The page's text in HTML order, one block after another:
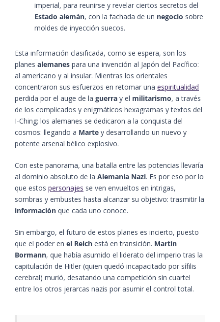
imperial, para reunirse y revelar ciertos secretos del
Estado alemán, con la fachada de un negocio sobre
moldes de inyección suecos.
Esta información clasificada, como se espera, son los
planes alemanes para una invención al Japón del Pacífico:
al americano y al insular. Mientras los orientales
concentraron sus esfuerzos en retomar una espiritualidad
perdida por el auge de la guerra y el militarismo, a través
de los complicados y enigmáticos hexagramas y textos del
I-Ching; los alemanes se dedicaron a la conquista del
cosmos: llegando a Marte y desarrollando un nuevo y
potente arsenal bélico explosivo.
Con este panorama, una batalla entre las potencias llevaría
al dominio absoluto de la Alemania Nazi. Es por eso por lo
que estos personajes se ven envueltos en intrigas,
sombras y embustes hasta alcanzar su objetivo: trasmitir la
información que cada uno conoce.
Sin embargo, el futuro de estos planes es incierto, puesto
que el poder en el Reich está en transición. Martín
Bormann, que había asumido el liderato del imperio tras la
capitulación de Hitler (quien quedó incapacitado por sífilis
cerebral) murió, desatando una competición sin cuartel
entre los otros jerarcas nazis por asumir el control total.